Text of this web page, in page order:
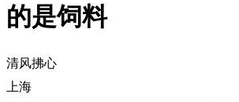
的是饲料
清风拂心
上海